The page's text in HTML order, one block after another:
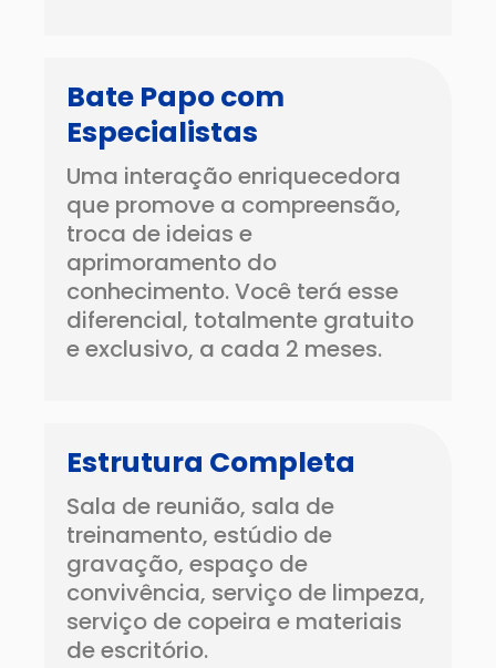
Bate Papo com
Especialistas
Uma interação enriquecedora
que promove a compreensão,
troca de ideias e
aprimoramento do
conhecimento. Você terá esse
diferencial, totalmente gratuito
e exclusivo, a cada 2 meses.
Estrutura Completa
Sala de reunião, sala de
treinamento, estúdio de
gravação, espaço de
convivência, serviço de limpeza,
serviço de copeira e materiais
de escritório.